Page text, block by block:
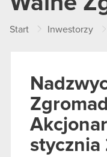
Start Inwestorzy
stycznia